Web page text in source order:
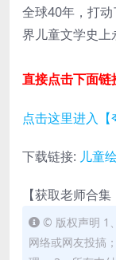
全球40年，打
界儿童文学史上
直接点击下面链
点击这里进入
下载链接: 儿童
【获取老师合
© 版权声明 1
网络或网友投搞